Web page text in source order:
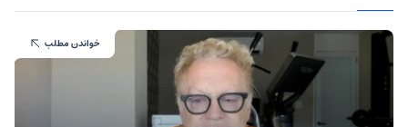
خواندن مطلب